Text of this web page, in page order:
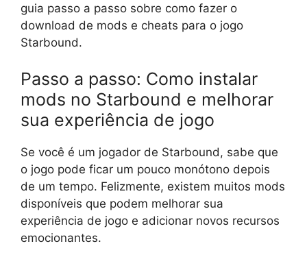
guia passo a passo sobre como fazer o
download de mods e cheats para o jogo
Starbound.
Passo a passo: Como instalar
mods no Starbound e melhorar
sua experiência de jogo
Se você é um jogador de Starbound, sabe que
o jogo pode ficar um pouco monótono depois
de um tempo. Felizmente, existem muitos mods
disponíveis que podem melhorar sua
experiência de jogo e adicionar novos recursos
emocionantes.